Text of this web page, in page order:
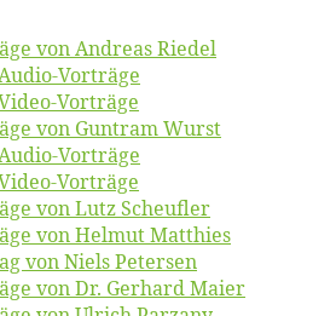
von An­dre­as Riedel
Vor­trä­ge
Vor­trä­ge
von Gun­tram Wurst
Vor­trä­ge
Vor­trä­ge
von Lutz Scheufler
von Hel­mut Matthies
von Niels Petersen
von Dr. Ger­hard Maier